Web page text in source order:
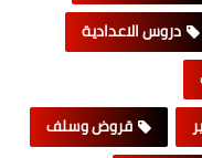
دروس الاعدادية
قروض وسلف